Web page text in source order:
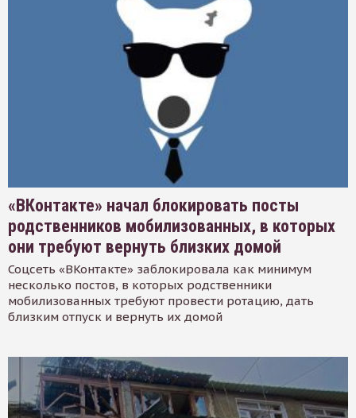
«ВКонтакте» начал блокировать посты
родственников мобилизованных, в которых
они требуют вернуть близких домой
Соцсеть «ВКонтакте» заблокировала как минимум
несколько постов, в которых родственники
мобилизованных требуют провести ротацию, дать
близким отпуск и вернуть их домой